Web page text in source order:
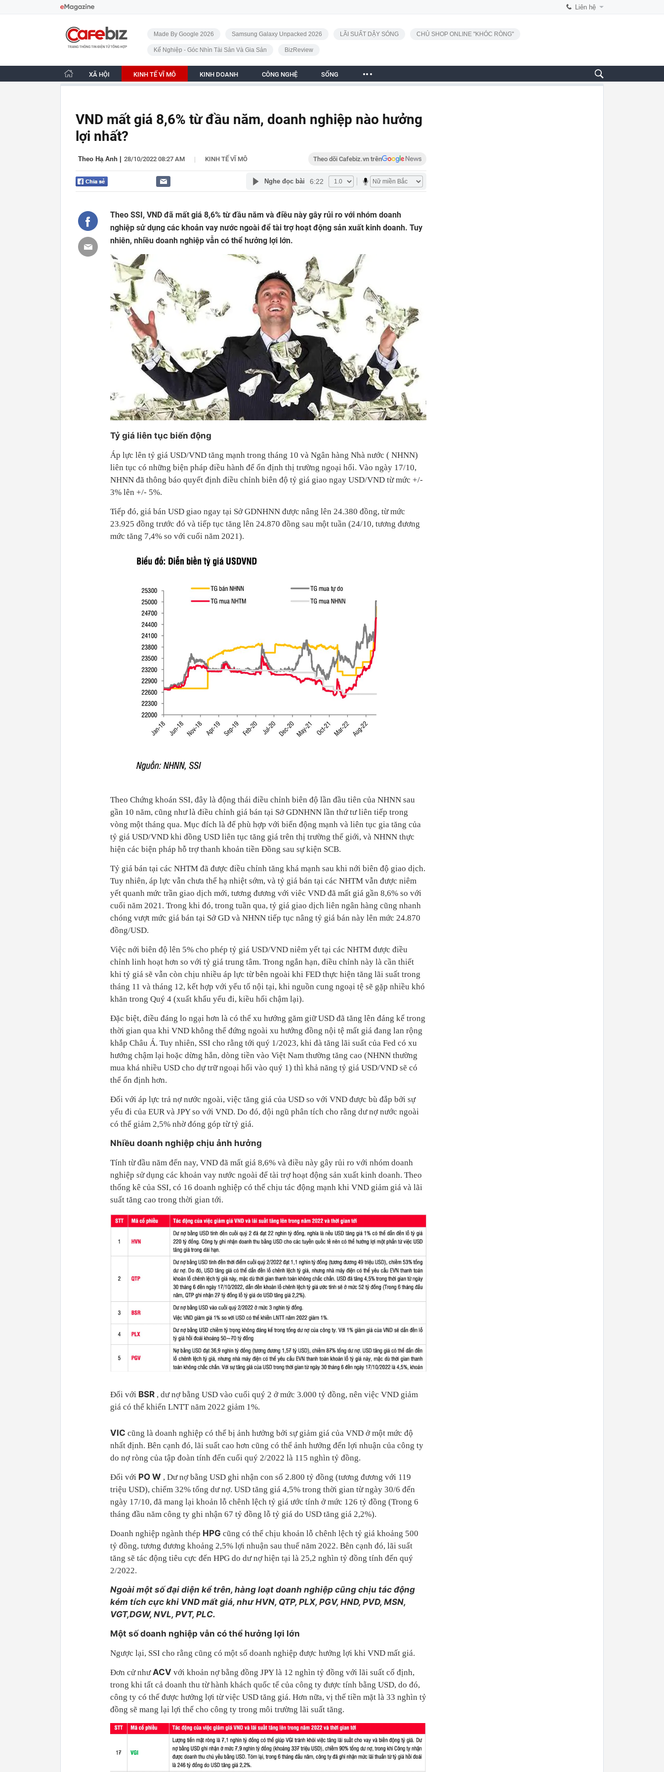
Liên hệ
CafeBiz - Trang chủ
Made By Google 2026 Samsung Galaxy Unpacked 2026 LÃI SUẤT DẬY SÓNG CHỦ SHOP ONLINE "KHÓC RÒNG"
Kế Nghiệp - Góc Nhìn Tài Sản Và Gia Sản BizReview
XÃ HỘI KINH TẾ VĨ MÔ KINH DOANH CÔNG NGHỆ SỐNG
VND mất giá 8,6% từ đầu năm, doanh nghiệp nào hưởng
lợi nhất?
Theo Hạ Anh 28/10/2022 08:27 AM | KINH TẾ VĨ MÔ Theo dõi Cafebiz.vn trên
Nghe đọc bài 6:22
Theo SSI, VND đã mất giá 8,6% từ đầu năm và điều này gây rủi ro với nhóm doanh
nghiệp sử dụng các khoản vay nước ngoài để tài trợ hoạt động sản xuất kinh doanh. Tuy
nhiên, nhiều doanh nghiệp vẫn có thể hưởng lợi lớn.
Tỷ giá liên tục biến động
Áp lực lên tỷ giá USD/VND tăng mạnh trong tháng 10 và Ngân hàng Nhà nước ( NHNN)
liên tục có những biện pháp điều hành để ổn định thị trường ngoại hối. Vào ngày 17/10,
NHNN đã thông báo quyết định điều chỉnh biên độ tỷ giá giao ngay USD/VND từ mức +/-
3% lên +/- 5%.
Tiếp đó, giá bán USD giao ngay tại Sở GDNHNN được nâng lên 24.380 đồng, từ mức
23.925 đồng trước đó và tiếp tục tăng lên 24.870 đồng sau một tuần (24/10, tương đương
mức tăng 7,4% so với cuối năm 2021).
Theo Chứng khoán SSI, đây là động thái điều chỉnh biên độ lần đầu tiên của NHNN sau
gần 10 năm, cũng như là điều chỉnh giá bán tại Sở GDNHNN lần thứ tư liên tiếp trong
vòng một tháng qua. Mục đích là để phù hợp với biến động mạnh và liên tục gia tăng của
tỷ giá USD/VND khi đồng USD liên tục tăng giá trên thị trường thế giới, và NHNN thực
hiện các biện pháp hỗ trợ thanh khoản tiền Đồng sau sự kiện SCB.
Tỷ giá bán tại các NHTM đã được điều chỉnh tăng khá mạnh sau khi nới biên độ giao dịch.
Tuy nhiên, áp lực vẫn chưa thể hạ nhiệt sớm, và tỷ giá bán tại các NHTM vẫn được niêm
yết quanh mức trần giao dịch mới, tương đương với viêc VND đã mất giá gần 8,6% so với
cuối năm 2021. Trong khi đó, trong tuần qua, tỷ giá giao dịch liên ngân hàng cũng nhanh
chóng vượt mức giá bán tại Sở GD và NHNN tiếp tục nâng tỷ giá bán này lên mức 24.870
đồng/USD.
Việc nới biên độ lên 5% cho phép tỷ giá USD/VND niêm yết tại các NHTM được điều
chỉnh linh hoạt hơn so với tỷ giá trung tâm. Trong ngắn hạn, điều chỉnh này là cần thiết
khi tỷ giá sẽ vẫn còn chịu nhiều áp lực từ bên ngoài khi FED thực hiện tăng lãi suất trong
tháng 11 và tháng 12, kết hợp với yếu tố nội tại, khi nguồn cung ngoại tệ sẽ gặp nhiều khó
khăn trong Quý 4 (xuất khẩu yếu đi, kiều hối chậm lại).
Đặc biệt, điều đáng lo ngại hơn là có thể xu hướng găm giữ USD đã tăng lên đáng kể trong
thời gian qua khi VND không thể đứng ngoài xu hướng đồng nội tệ mất giá đang lan rộng
khắp Châu Á. Tuy nhiên, SSI cho rằng tới quý 1/2023, khi đà tăng lãi suất của Fed có xu
hướng chậm lại hoặc dừng hẳn, dòng tiền vào Việt Nam thường tăng cao (NHNN thường
mua khá nhiều USD cho dự trữ ngoại hối vào quý 1) thì khả năng tỷ giá USD/VND sẽ có
thể ổn định hơn.
Đối với áp lực trả nợ nước ngoài, việc tăng giá của USD so với VND được bù đắp bởi sự
yếu đi của EUR và JPY so với VND. Do đó, đội ngũ phân tích cho rằng dư nợ nước ngoài
có thể giảm 2,5% nhờ đóng góp từ tỷ giá.
Nhiều doanh nghiệp chịu ảnh hưởng
Tính từ đầu năm đến nay, VND đã mất giá 8,6% và điều này gây rủi ro với nhóm doanh
nghiệp sử dụng các khoản vay nước ngoài để tài trợ hoạt động sản xuất kinh doanh. Theo
thống kê của SSI, có 16 doanh nghiệp có thể chịu tác động mạnh khi VND giảm giá và lãi
suất tăng cao trong thời gian tới.
Đối với BSR , dư nợ bằng USD vào cuối quý 2 ở mức 3.000 tỷ đồng, nên việc VND giảm
giá có thể khiến LNTT năm 2022 giảm 1%.
VIC cũng là doanh nghiệp có thể bị ảnh hưởng bởi sự giảm giá của VND ở một mức độ
nhất định. Bên cạnh đó, lãi suất cao hơn cũng có thể ảnh hưởng đến lợi nhuận của công ty
do nợ ròng của tập đoàn tính đến cuối quý 2/2022 là 115 nghìn tỷ đồng.
Đối với PO W , Dư nợ bằng USD ghi nhận con số 2.800 tỷ đồng (tương đương với 119
triệu USD), chiếm 32% tổng dư nợ. USD tăng giá 4,5% trong thời gian từ ngày 30/6 đến
ngày 17/10, đã mang lại khoản lỗ chênh lệch tỷ giá ước tính ở mức 126 tỷ đồng (Trong 6
tháng đầu năm công ty ghi nhận 67 tỷ đồng lỗ tỷ giá do USD tăng giá 2,2%).
Doanh nghiệp ngành thép HPG cũng có thể chịu khoản lỗ chênh lệch tỷ giá khoảng 500
tỷ đồng, tương đương khoảng 2,5% lợi nhuận sau thuế năm 2022. Bên cạnh đó, lãi suất
tăng sẽ tác động tiêu cực đến HPG do dư nợ hiện tại là 25,2 nghìn tỷ đồng tính đến quý
2/2022.
Ngoài một số đại diện kể trên, hàng loạt doanh nghiệp cũng chịu tác động
kém tích cực khi VND mất giá, như HVN, QTP, PLX, PGV, HND, PVD, MSN,
VGT,DGW, NVL, PVT, PLC.
Một số doanh nghiệp vẫn có thể hưởng lợi lớn
Ngược lại, SSI cho rằng cũng có một số doanh nghiệp được hưởng lợi khi VND mất giá.
Đơn cử nhưACV với khoản nợ bằng đồng JPY là 12 nghìn tỷ đồng với lãi suất cố định,
trong khi tất cả doanh thu từ hành khách quốc tế của công ty được tính bằng USD, do đó,
công ty có thể được hưởng lợi từ việc USD tăng giá. Hơn nữa, vị thế tiền mặt là 33 nghìn tỷ
đồng sẽ mang lại lợi thế cho công ty trong môi trường lãi suất tăng.